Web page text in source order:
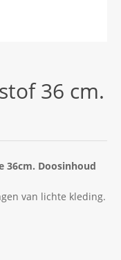
36 cm.
36cm. Doosinhoud
van lichte kleding.